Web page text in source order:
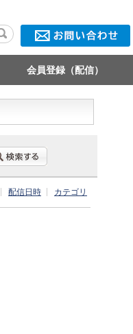
会員登録（配信）
配信日時 カテゴリ